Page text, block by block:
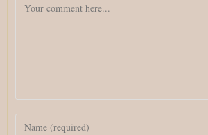
Comment
Enter